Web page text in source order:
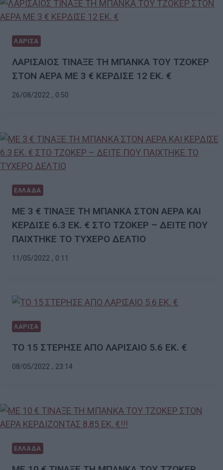
ΛΑΡΙΣΑ
ΛΑΡΙΣΑΙΟΣ ΤΙΝΑΞΕ ΤΗ ΜΠΑΝΚΑ ΤΟΥ ΤΖΟΚΕΡ
ΣΤΟΝ ΑΕΡΑ ΜΕ 3 € ΚΕΡΔΙΣΕ 12 ΕΚ. €
26/08/2022 , 0:50
ΕΛΛΑΔΑ
ΜΕ 3 € ΤΙΝΑΞΕ ΤΗ ΜΠΑΝΚΑ ΣΤΟΝ ΑΕΡΑ ΚΑΙ
ΚΕΡΔΙΣΕ 6.3 ΕΚ. € ΣΤΟ ΤΖΟΚΕΡ – ΔΕΙΤΕ ΠΟΥ
ΠΑΙΧΤΗΚΕ ΤΟ ΤΥΧΕΡΟ ΔΕΛΤΙΟ
11/05/2022 , 0:11
ΛΑΡΙΣΑ
ΤΟ 15 ΣΤΕΡΗΣΕ ΑΠΟ ΛΑΡΙΣΑΙΟ 5.6 ΕΚ. €
08/05/2022 , 23:14
ΕΛΛΑΔΑ